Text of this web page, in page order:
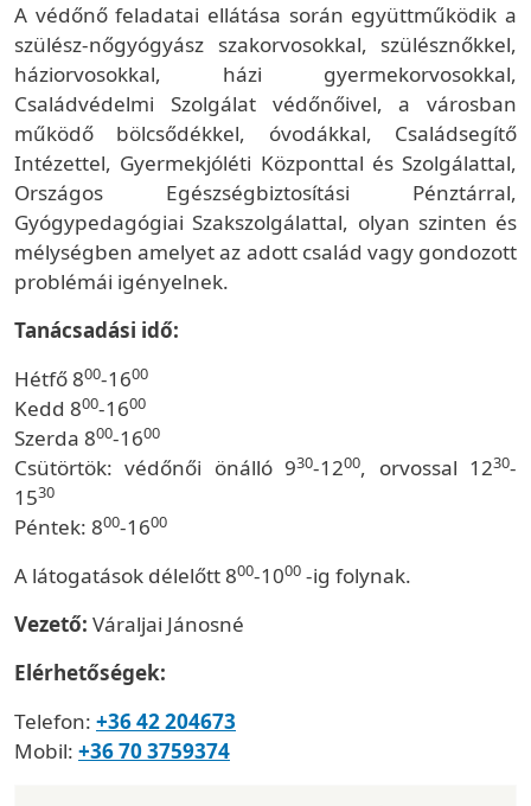
A védőnő feladatai ellátása során együttműködik a
szülész-nőgyógyász szakorvosokkal, szülésznőkkel,
háziorvosokkal, házi gyermekorvosokkal,
Családvédelmi Szolgálat védőnőivel, a városban
működő bölcsődékkel, óvodákkal, Családsegítő
Intézettel, Gyermekjóléti Központtal és Szolgálattal,
Országos Egészségbiztosítási Pénztárral,
Gyógypedagógiai Szakszolgálattal, olyan szinten és
mélységben amelyet az adott család vagy gondozott
problémái igényelnek.
Tanácsadási idő:
Hétfő 800-1600
Kedd 800-1600
Szerda 800-1600
Csütörtök: védőnői önálló 930-1200, orvossal 1230-
1530
Péntek: 800-1600
A látogatások délelőtt 800-1000 -ig folynak.
Vezető: Váraljai Jánosné
Elérhetőségek:
Telefon: +36 42 204673
Mobil: +36 70 3759374